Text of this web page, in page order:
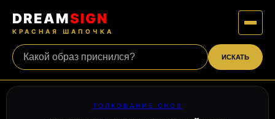
DREAMSIGN
КРАСНАЯ ШАПОЧКА
ИСКАТЬ
ТОЛКОВАНИЕ СНОВ